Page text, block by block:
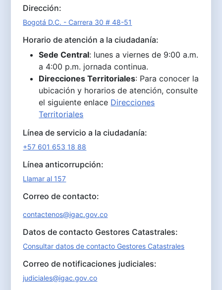
Dirección:
Bogotá D.C. - Carrera 30 # 48-51
Horario de atención a la ciudadanía:
Sede Central: lunes a viernes de 9:00 a.m.
a 4:00 p.m. jornada continua.
Direcciones Territoriales: Para conocer la
ubicación y horarios de atención, consulte
el siguiente enlace Direcciones
Territoriales
Línea de servicio a la ciudadanía:
+57 601 653 18 88
Línea anticorrupción:
Llamar al 157
Correo de contacto:
contactenos@igac.gov.co
Datos de contacto Gestores Catastrales:
Consultar datos de contacto Gestores Catastrales
Correo de notificaciones judiciales:
judiciales@igac.gov.co